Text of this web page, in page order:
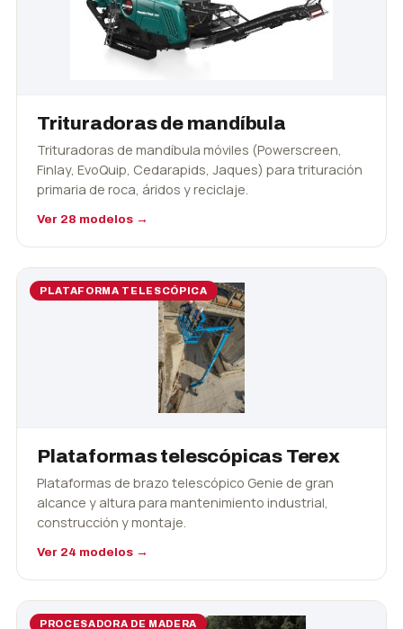
Trituradoras de mandíbula
Trituradoras de mandíbula móviles (Powerscreen,
Finlay, EvoQuip, Cedarapids, Jaques) para trituración
primaria de roca, áridos y reciclaje.
Ver 28 modelos →
PLATAFORMA TELESCÓPICA
Plataformas telescópicas Terex
Plataformas de brazo telescópico Genie de gran
alcance y altura para mantenimiento industrial,
construcción y montaje.
Ver 24 modelos →
PROCESADORA DE MADERA